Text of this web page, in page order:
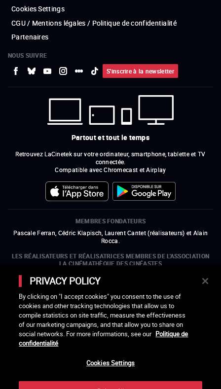
Cookies Settings
CGU / Mentions légales / Politique de confidentialité
Partenaires
NOUS SUIVRE
S'inscrire à la newsletter
Partout et tout le temps
Retrouvez LaCinetek sur votre ordinateur, smartphone, tablette et TV
connectée.
Compatible avec Chromecast et Airplay
MEMBRES FONDATEURS
Pascale Ferran, Cédric Klapisch, Laurent Cantet (réalisateurs) et Alain
Rocca.
LES RÉALISATEURS ET RÉALISATRICES MEMBRES DE L'ASSOCIATION
LA CINÉMATHÈQUE DES CINÉASTES
Olivier Assayas, Bertrand Bonello, Michel Hazanavicius (représentant de
l'ARP), Rebecca Zlotowski et Mikael Buch (représentant de la SRF)
LES ORGANISMES MEMBRES DE L'ASSOCIATION LA CINÉMATHÈQUE
DES CINÉASTES
PRIVACY POLICY
By clicking on "I accept cookies" you consent to the use of
cookies and other tracking technologies that allow us to
compile statistics on site traffic, measure the effectiveness
of our marketing campaigns, and that allow you to share on
social networks. For more informations, see our Politique de
confidentialité
Cookies Settings